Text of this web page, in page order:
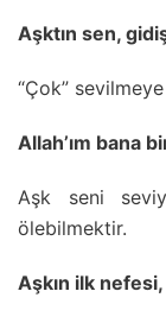
Aşktın sen,
“Çok”
Allah’ım bana
Aşk seni
ölebilmektir.
Aşkın ilk